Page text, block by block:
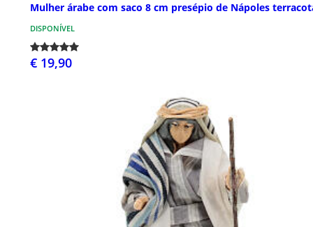
Mulher árabe com saco 8 cm presépio de Nápoles
DISPONÍVEL
€ 19,90